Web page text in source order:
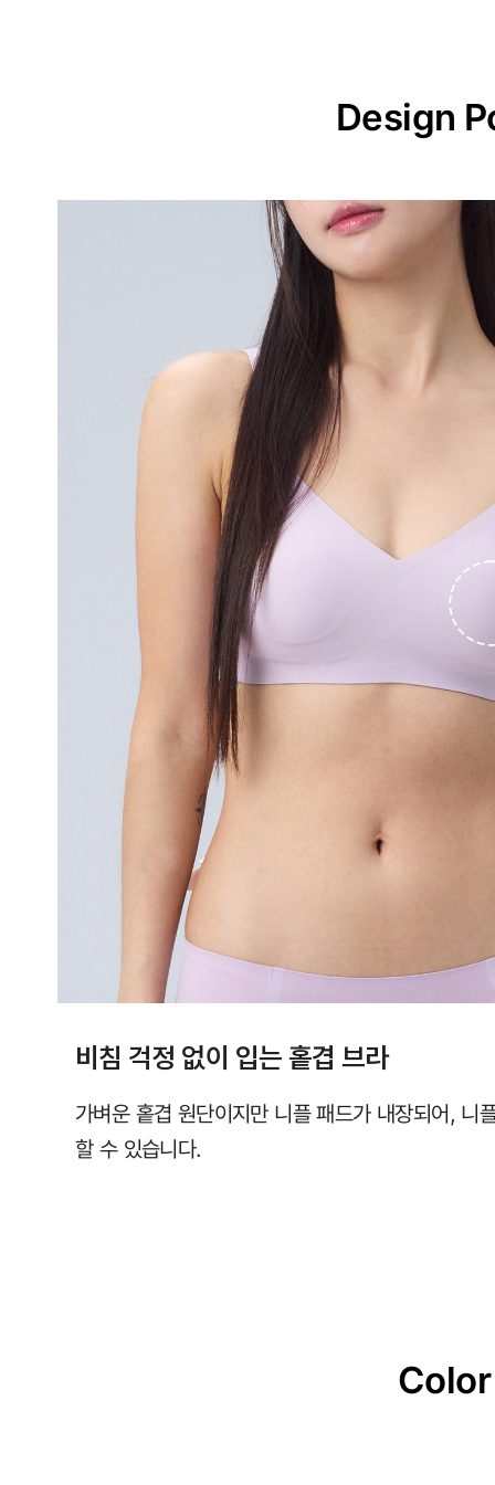
Design
비침 걱정 없이 입는 홑겹 브라
가벼운 홑겹 원단이지만 니플 패드가 내장되어, 니
할 수 있습니다.
Color